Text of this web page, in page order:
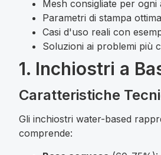
Mesh consigliate per ogni
Parametri di stampa
Casi d'uso reali con
Soluzioni ai problemi più
1. Inchiostri a
Caratteristiche
Gli inchiostri water-based
comprende: